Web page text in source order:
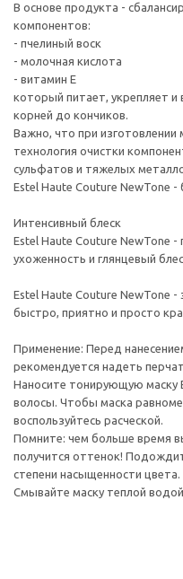
В основе продукта -
компонентов:
- пчелиный воск
- молочная кислота
- витамин Е
который питает, укрепляет и
корней до кончиков.
Важно, что при изготовлении
технология очистки
сульфатов и тяжелых
Estel Haute Couture NewTone
Интенсивный блеск
Estel Haute Couture NewTone
ухоженность и глянцевый
Estel Haute Couture NewTone -
быстро, приятно и просто
Применение: Перед
рекомендуется надеть
Наносите тонирующую маску
волосы. Чтобы маска
воспользуйтесь расческой.
Помните: чем больше время
получится оттенок!
степени насыщенности цвета.
Смывайте маску теплой